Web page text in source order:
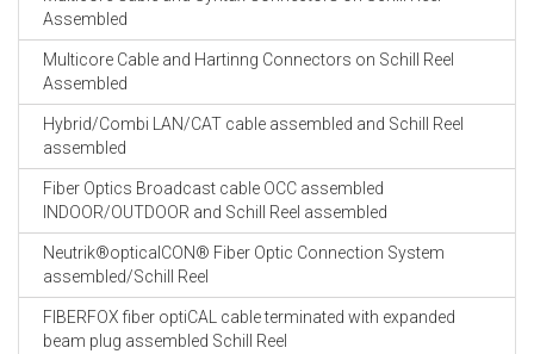
Assembled
Multicore Cable and Hartinng Connectors on Schill Reel
Assembled
Hybrid/Combi LAN/CAT cable assembled and Schill Reel
assembled
Fiber Optics Broadcast cable OCC assembled
INDOOR/OUTDOOR and Schill Reel assembled
Neutrik®opticalCON® Fiber Optic Connection System
assembled/Schill Reel
FIBERFOX fiber optiCAL cable terminated with expanded
beam plug assembled Schill Reel